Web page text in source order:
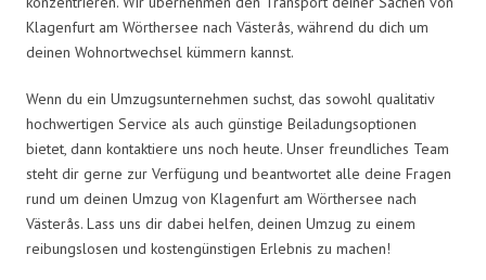
Klagenfurt am Wörthersee nach Västerås, während du dich um
deinen Wohnortwechsel kümmern kannst.
Wenn du ein Umzugsunternehmen suchst, das sowohl qualitativ
hochwertigen Service als auch günstige Beiladungsoptionen
bietet, dann kontaktiere uns noch heute. Unser freundliches Team
steht dir gerne zur Verfügung und beantwortet alle deine Fragen
rund um deinen Umzug von Klagenfurt am Wörthersee nach
Västerås. Lass uns dir dabei helfen, deinen Umzug zu einem
reibungslosen und kostengünstigen Erlebnis zu machen!